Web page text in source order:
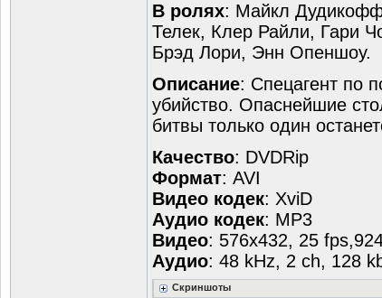
В ролях: Майкл
Телек, Клер Райли, Гари
Брэд Лори, Энн Опеншоу.
Описание: Спецагент по
убийство. Опаснейшие
битвы только один
Качество: DVDRip
Формат: AVI
Видео кодек: XviD
Аудио кодек: MP3
Видео: 576x432, 25
Аудио: 48 kHz, 2 ch, 128
Скриншоты